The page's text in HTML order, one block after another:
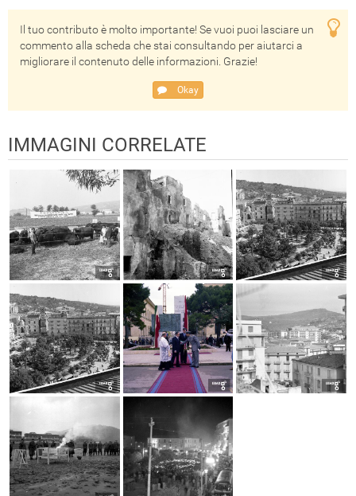
Il tuo contributo è molto importante! Se vuoi puoi lasciare un
commento alla scheda che stai consultando per aiutarci a
migliorare il contenuto delle informazioni. Grazie!
Okay
IMMAGINI CORRELATE